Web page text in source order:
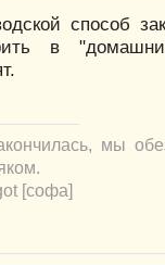
способ
в
мы
[софа]